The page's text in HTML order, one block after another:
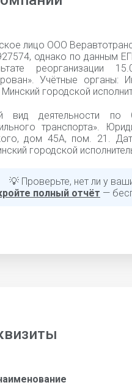
лицо ООО
однако по данным
реорганизации
Учётные
городской
вид деятельности по
транспорта».
дом 45А, пом. 21.
городской
💡 Проверьте, нет ли у
полный отчёт —